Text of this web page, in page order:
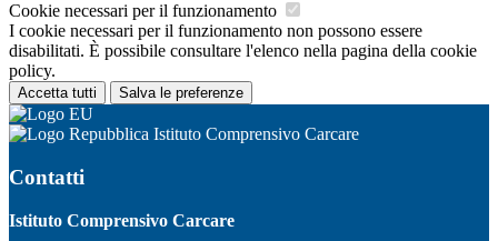
Cookie necessari per il funzionamento
I cookie necessari per il funzionamento non possono essere
disabilitati. È possibile consultare l'elenco nella pagina della cookie
policy.
Accetta tutti Salva le preferenze
Istituto Comprensivo Carcare
Contatti
Istituto Comprensivo Carcare